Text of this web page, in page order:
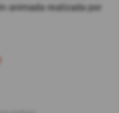
animada realizada por